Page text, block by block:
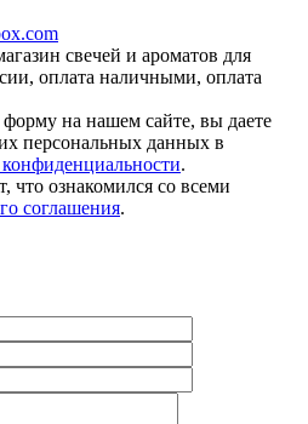
свечей и ароматов для
оплата наличными, оплата
на нашем сайте, вы даете
персональных данных в
.
что ознакомился со всеми
соглашения.